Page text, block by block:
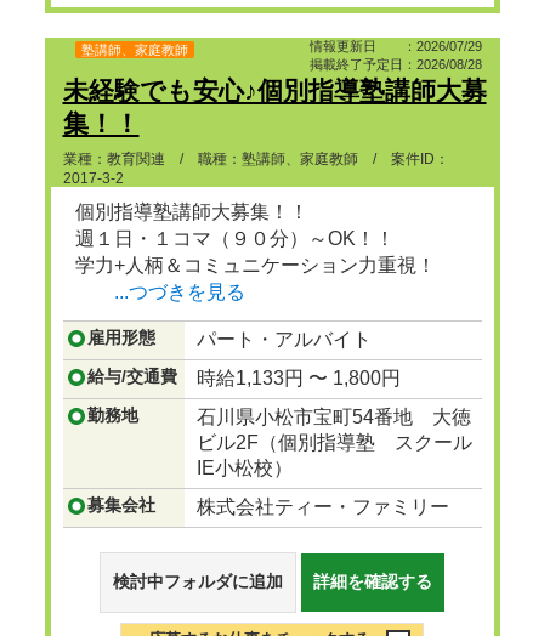
情報更新日 ：2026/07/29
掲載終了予定日：2026/08/28
塾講師、家庭教師
未経験でも安心♪個別指導塾講師大募
集！！
業種：教育関連 / 職種：塾講師、家庭教師 / 案件ID：
2017-3-2
個別指導塾講師大募集！！
週１日・１コマ（９０分）～OK！！
学力+人柄＆コミュニケーション力重視！
...つづきを見る
雇用形態 パート・アルバイト
給与/交通費 時給1,133円 〜 1,800円
勤務地
石川県小松市宝町54番地 大徳
ビル2F（個別指導塾 スクール
IE小松校）
募集会社 株式会社ティー・ファミリー
検討中フォルダに追加 詳細を確認する